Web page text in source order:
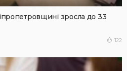
зросла до 33
122